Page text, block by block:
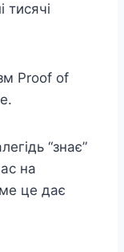
тисячі
Proof of
“знає”
на
це дає